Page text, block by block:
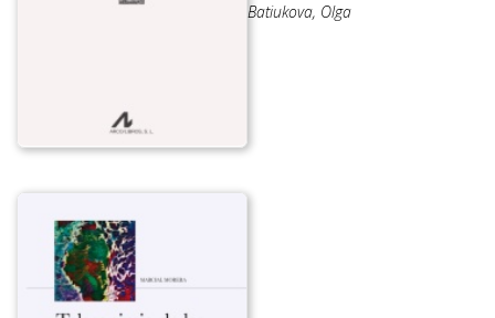
Batiukova, Olga